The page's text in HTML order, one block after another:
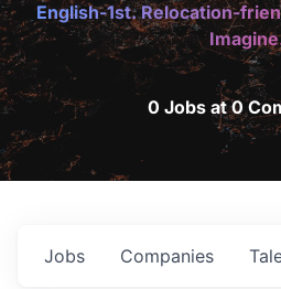
English-1st. Relocation-
0 Jobs at 0
Jobs Companies